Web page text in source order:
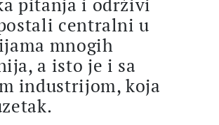
pitanja i održivi
centralni u
mnogih
a isto je i sa
industrijom, koja